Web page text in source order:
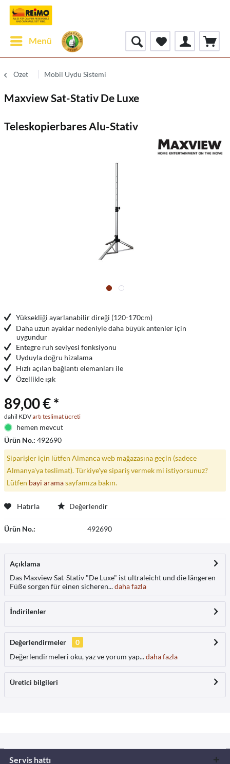
Menü
Özet Mobil Uydu Sistemi
Maxview Sat-Stativ De Luxe
Teleskopierbares Alu-Stativ
Yüksekliği ayarlanabilir direği (120-170cm)
Daha uzun ayaklar nedeniyle daha büyük antenler için
uygundur
Entegre ruh seviyesi fonksiyonu
Uyduyla doğru hizalama
Hızlı açılan bağlantı elemanları ile
Özellikle ışık
89,00 € *
dahil KDVartı teslimat ücreti
hemen mevcut
Ürün No.: 492690
Siparişler için lütfen Almanca web mağazasına geçin (sadece
Almanya'ya teslimat). Türkiye'ye sipariş vermek mi istiyorsunuz?
Lütfen bayi aramasayfamıza bakın.
Hatırla Değerlendir
Ürün No.: 492690
Açıklama
Das Maxview Sat-Stativ "De Luxe" ist ultraleicht und die längeren
Füße sorgen für einen sicheren...daha fazla
İndirilenler
Değerlendirmeler
0
Değerlendirmeleri oku, yaz ve yorum yap...daha fazla
Üretici bilgileri
Servis hattı